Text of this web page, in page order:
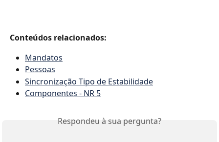
Conteúdos relacionados:
Mandatos
Pessoas
Sincronização Tipo de Estabilidade
Componentes - NR 5
Respondeu à sua pergunta?